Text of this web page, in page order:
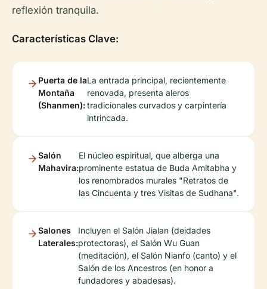
reflexión tranquila.
Características Clave:
Puerta de la
Montaña
(Shanmen):
La entrada principal, recientemente
renovada, presenta aleros
tradicionales curvados y carpintería
intrincada.
Salón
Mahavira:
El núcleo espiritual, que alberga una
prominente estatua de Buda Amitabha y
los renombrados murales "Retratos de
las Cincuenta y tres Visitas de Sudhana".
Salones
Laterales:
Incluyen el Salón Jialan (deidades
protectoras), el Salón Wu Guan
(meditación), el Salón Nianfo (canto) y el
Salón de los Ancestros (en honor a
fundadores y abadesas).